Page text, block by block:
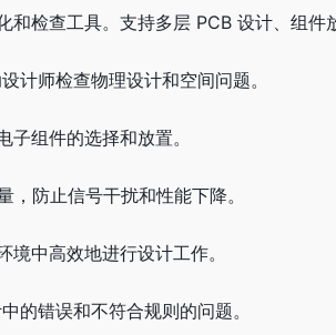
检查工具。支持多层 PCB 设计、组件
计师检查物理设计和空间问题。
组件的选择和放置。
防止信号干扰和性能下降。
中高效地进行设计工作。
的错误和不符合规则的问题。